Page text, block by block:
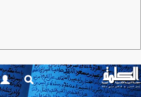
24 شاعرا عربيا في
الشعري بفرنسا